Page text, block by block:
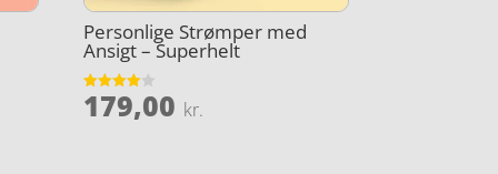
Personlige Strømper med
Ansigt – Superhelt
Vurderet
179,00 kr.